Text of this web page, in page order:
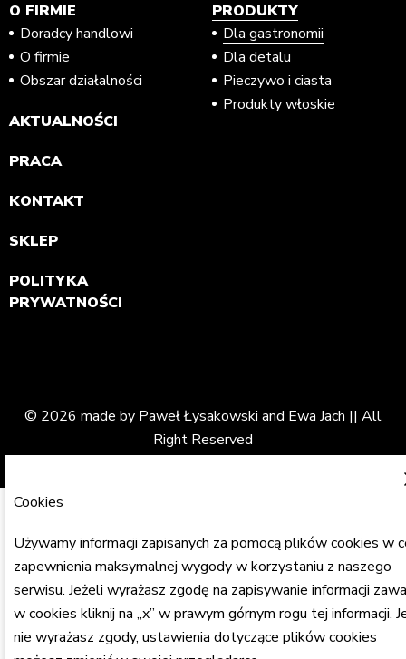
O FIRMIE
Doradcy handlowi
O firmie
Obszar działalności
AKTUALNOŚCI
PRACA
KONTAKT
SKLEP
POLITYKA
PRYWATNOŚCI
PRODUKTY
Dla gastronomii
Dla detalu
Pieczywo i ciasta
Produkty włoskie
© 2026 made by Paweł Łysakowski and Ewa Jach || All
Right Reserved
Cookies
Używamy informacji zapisanych za pomocą plików cookies w
zapewnienia maksymalnej wygody w korzystaniu z naszego
serwisu. Jeżeli wyrażasz zgodę na zapisywanie informacji
w cookies kliknij na „x” w prawym górnym rogu tej informacji.
nie wyrażasz zgody, ustawienia dotyczące plików cookies